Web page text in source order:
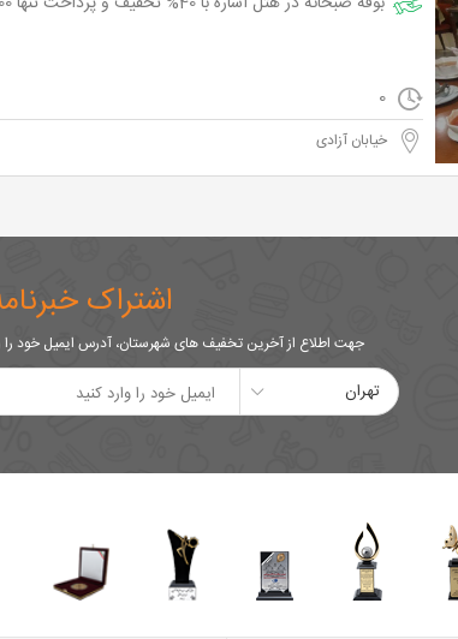
0
خیابان آزادی
اشتراک
جهت اطلاع از آخرین تخفیف های شهرستان، آدرس ایمیل خود را
تهران